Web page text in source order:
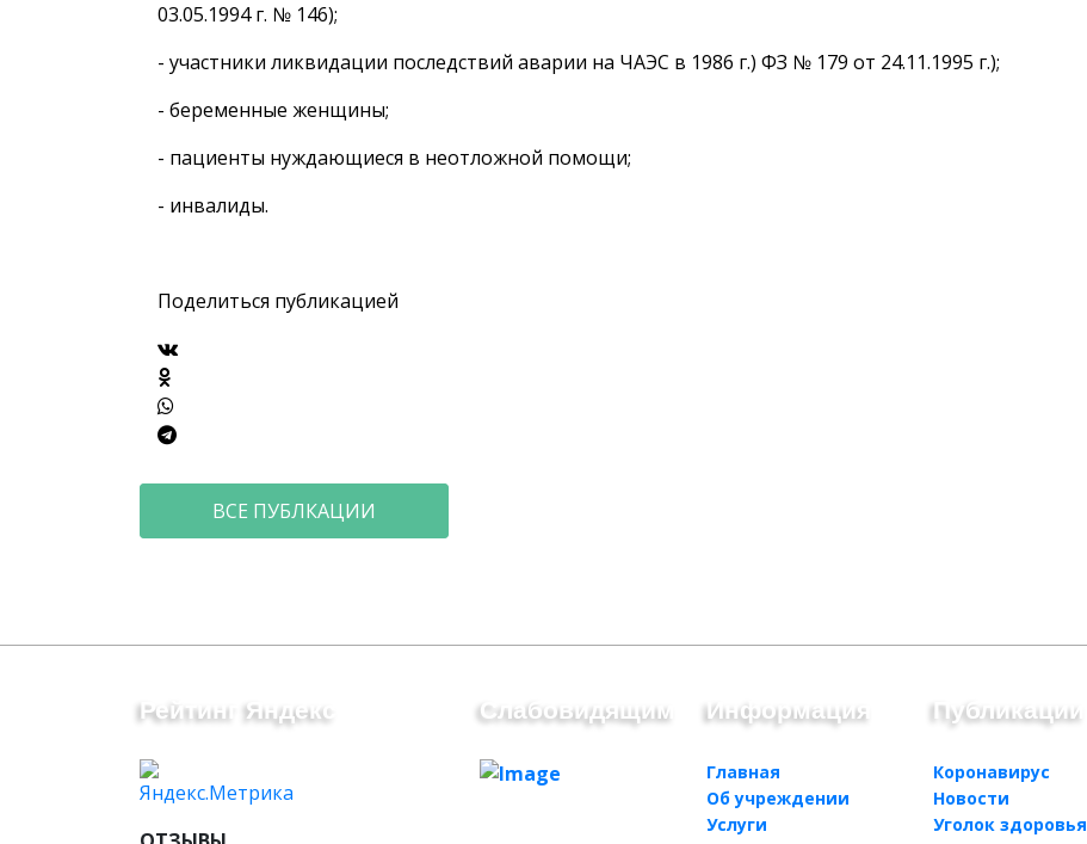
03.05.1994 г. № 146);
- участники ликвидации последствий аварии на ЧАЭС в 1986 г.) ФЗ № 179 от 24.11.1995 г.);
- беременные женщины;
- пациенты нуждающиеся в неотложной помощи;
- инвалиды.
Поделиться публикацией
ВСЕ ПУБЛКАЦИИ
Рейтинг Яндекс Слабовидящим Информация
Главная
Об учреждении
Услуги
Публикации
Коронавирус
Новости
Уголок здоровья